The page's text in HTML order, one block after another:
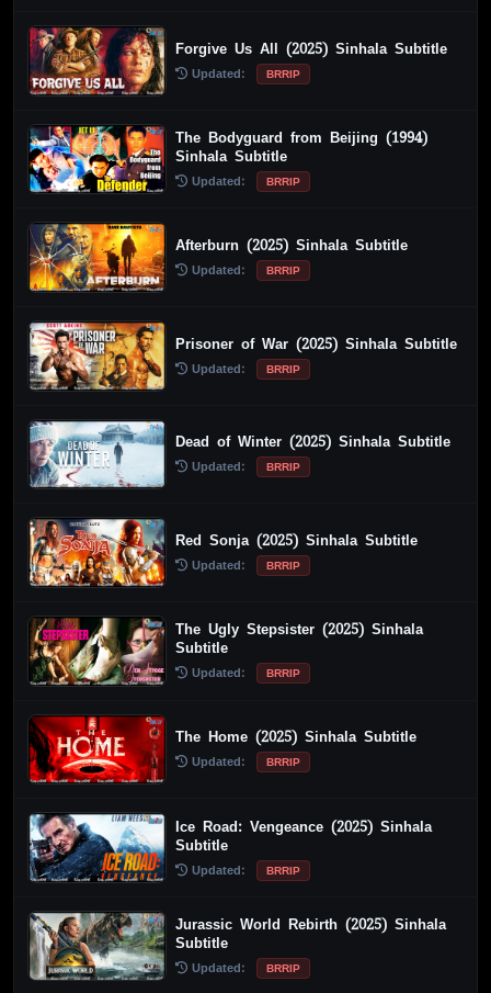
Forgive Us All (2025) Sinhala Subtitle
Updated: BRRIP
The Bodyguard from Beijing (1994)
Sinhala Subtitle
Updated: BRRIP
Afterburn (2025) Sinhala Subtitle
Updated: BRRIP
Prisoner of War (2025) Sinhala Subtitle
Updated: BRRIP
Dead of Winter (2025) Sinhala Subtitle
Updated: BRRIP
Red Sonja (2025) Sinhala Subtitle
Updated: BRRIP
The Ugly Stepsister (2025) Sinhala
Subtitle
Updated: BRRIP
The Home (2025) Sinhala Subtitle
Updated: BRRIP
Ice Road: Vengeance (2025) Sinhala
Subtitle
Updated: BRRIP
Jurassic World Rebirth (2025) Sinhala
Subtitle
Updated: BRRIP